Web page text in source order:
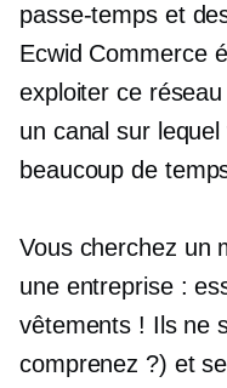
passe-temps et
Ecwid Commerce
exploiter ce
un canal sur
beaucoup de
Vous cherchez un
une entreprise :
vêtements ! Ils ne
comprenez ?) et